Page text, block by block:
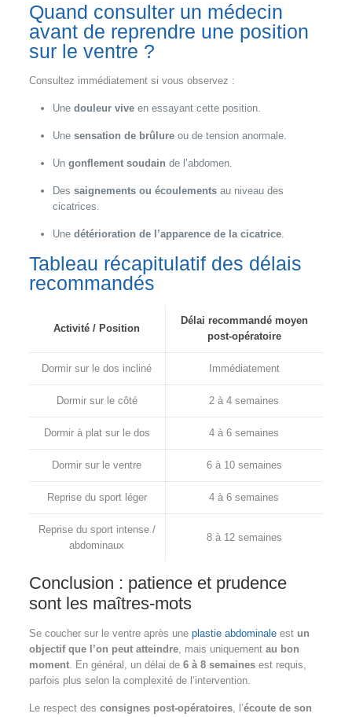
Quand consulter un médecin
avant de reprendre une position
sur le ventre ?
Consultez immédiatement si vous observez :
Une douleur viveen essayant cette position.
Une sensation de brûlureou de tension anormale.
Un gonflement soudain de l’abdomen.
Des saignements ou écoulementsau niveau des
cicatrices.
Une détérioration de l’apparence de la cicatrice.
Tableau récapitulatif des délais
recommandés
Activité / Position
Délai recommandé moyen
post-opératoire
Dormir sur le dos incliné Immédiatement
Dormir sur le côté 2 à 4 semaines
Dormir à plat sur le dos 4 à 6 semaines
Dormir sur le ventre 6 à 10 semaines
Reprise du sport léger 4 à 6 semaines
Reprise du sport intense /
abdominaux
8 à 12 semaines
Conclusion : patience et prudence
sont les maîtres-mots
Se coucher sur le ventre après une plastie abdominaleest un
objectif que l’on peut atteindre, mais uniquement au bon
moment. En général, un délai de 6 à 8 semainesest requis,
parfois plus selon la complexité de l’intervention.
Le respect des consignes post-opératoires, l’écoute de son